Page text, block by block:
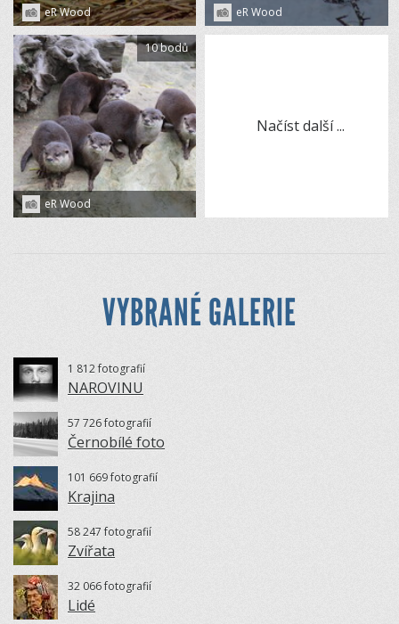
eR Wood eR Wood
eR Wood
10 bodů
Načíst další ...
VYBRANÉ GALERIE
1 812 fotografií
NAROVINU
57 726 fotografií
Černobílé foto
101 669 fotografií
Krajina
58 247 fotografií
Zvířata
32 066 fotografií
Lidé